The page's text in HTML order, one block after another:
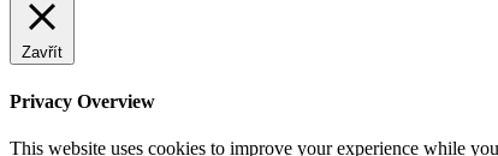
Zavřít
Privacy Overview
This website uses cookies to improve your experience while